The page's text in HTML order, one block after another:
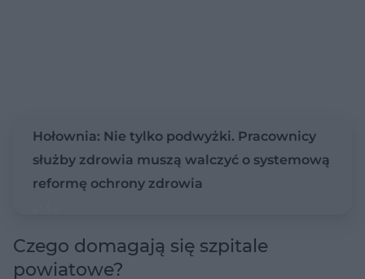
Hołownia: Nie tylko podwyżki. Pracownicy
służby zdrowia muszą walczyć o systemową
reformę ochrony zdrowia
Czego domagają się szpitale
powiatowe?